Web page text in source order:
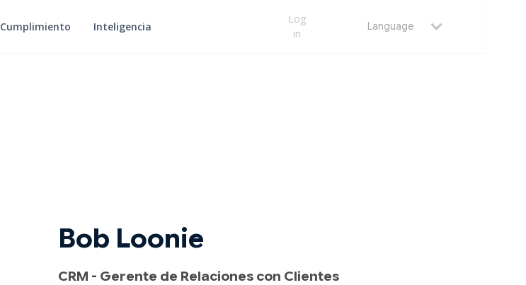
Cumplimiento Inteligencia
Log
in
Language
Bob Loonie
CRM - Gerente de Relaciones con Clientes